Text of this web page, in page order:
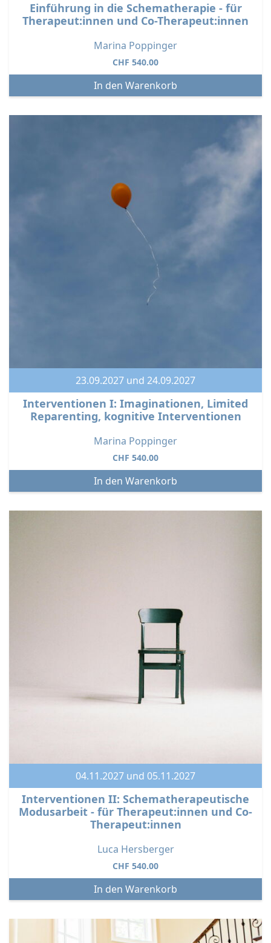
Einführung in die Schematherapie - für
Therapeut:innen und Co-Therapeut:innen
Marina Poppinger
CHF 540.00
23.09.2027 und 24.09.2027
Interventionen I: Imaginationen, Limited
Reparenting, kognitive Interventionen
Marina Poppinger
CHF 540.00
04.11.2027 und 05.11.2027
Interventionen II: Schematherapeutische
Modusarbeit - für Therapeut:innen und Co-
Therapeut:innen
Luca Hersberger
CHF 540.00